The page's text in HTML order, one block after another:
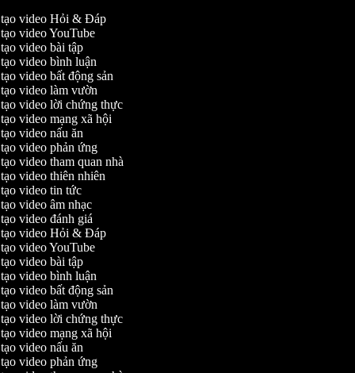
video Hỏi & Đáp
video YouTube
video bài tập
video bình luận
video bất động sản
video làm vườn
video lời chứng thực
video mạng xã hội
video nấu ăn
video phản ứng
video tham quan nhà
video thiên nhiên
video tin tức
video âm nhạc
video đánh giá
video Hỏi & Đáp
video YouTube
video bài tập
video bình luận
video bất động sản
video làm vườn
video lời chứng thực
video mạng xã hội
video nấu ăn
video phản ứng